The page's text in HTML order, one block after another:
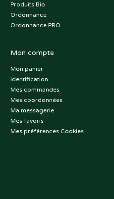
Produits Bio
Ordonnance
Ordonnance PRO
Mon compte
Mon panier
Identification
Mes commandes
Mes coordonnées
Ma messagerie
Mes favoris
Mes préférences Cookies